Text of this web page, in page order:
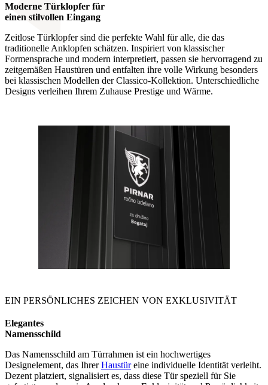
Moderne Türklopfer für
einen stilvollen Eingang
Zeitlose Türklopfer sind die perfekte Wahl für alle, die das
traditionelle Anklopfen schätzen. Inspiriert von klassischer
Formensprache und modern interpretiert, passen sie hervorragend zu
zeitgemäßen Haustüren und entfalten ihre volle Wirkung besonders
bei klassischen Modellen der Classico-Kollektion. Unterschiedliche
Designs verleihen Ihrem Zuhause Prestige und Wärme.
EIN PERSÖNLICHES ZEICHEN VON EXKLUSIVITÄT
Elegantes
Namensschild
Das Namensschild am Türrahmen ist ein hochwertiges
Designelement, das IhrerHaustüreine individuelle Identität verleiht.
Dezent platziert, signalisiert es, dass diese Tür speziell für Sie